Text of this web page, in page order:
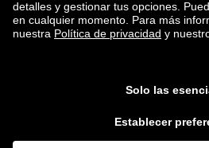
App de Privé by Zalando
*En comparación con elprecio de venta
¹ Todos los precios incluyen el IVA; no